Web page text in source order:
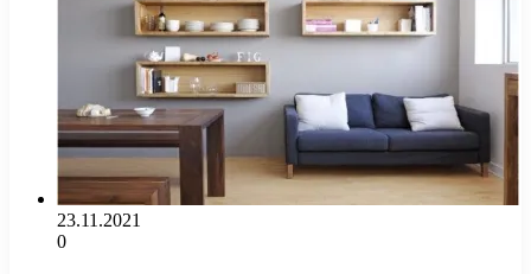
23.11.2021
0